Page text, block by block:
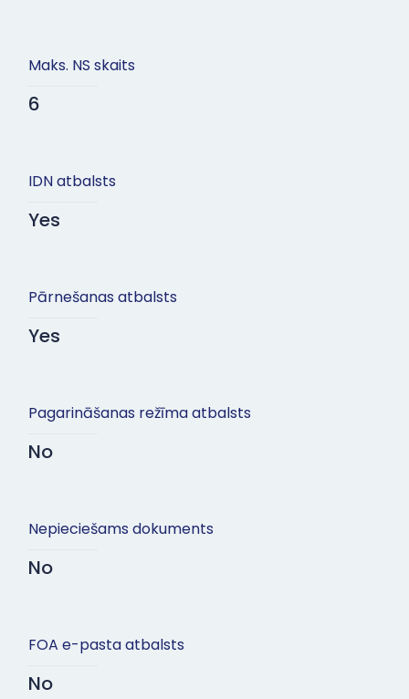
Maks. NS skaits
6
IDN atbalsts
Yes
Pārnešanas atbalsts
Yes
Pagarināšanas režīma atbalsts
No
Nepieciešams dokuments
No
FOA e-pasta atbalsts
No